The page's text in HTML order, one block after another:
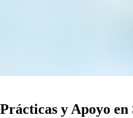
y Apoyo en